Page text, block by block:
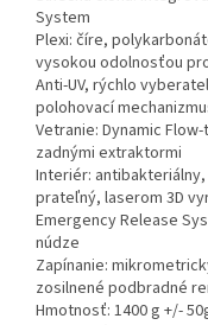
System
Plexi: číre,
vysokou odolnosťou
Anti-UV, rýchlo
polohovací
Vetranie: Dynamic
zadnými extraktormi
Interiér:
prateľný, laserom 3D
Emergency Release
núdze
Zapínanie:
zosilnené podbradné
Hmotnosť: 1400 g +/-